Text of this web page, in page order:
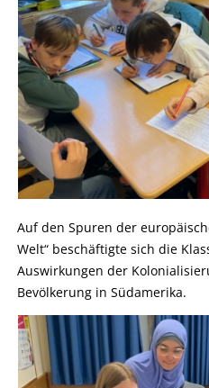
Auf den Spuren der
Welt“ beschäftigte sich die
Auswirkungen der
Bevölkerung in Südamerika.